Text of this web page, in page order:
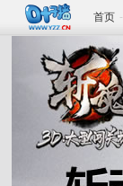
首页 -